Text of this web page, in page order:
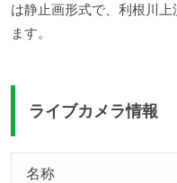
は静止画形式で、利根川
ます。
ライブカメラ情報
名称